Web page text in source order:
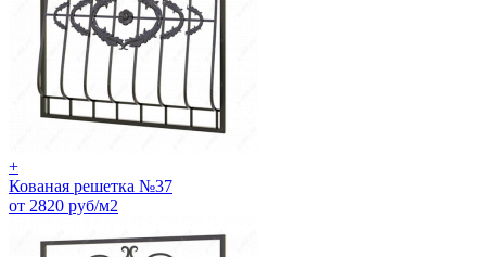
+
Кованая решетка №37
от 2820 руб/м2